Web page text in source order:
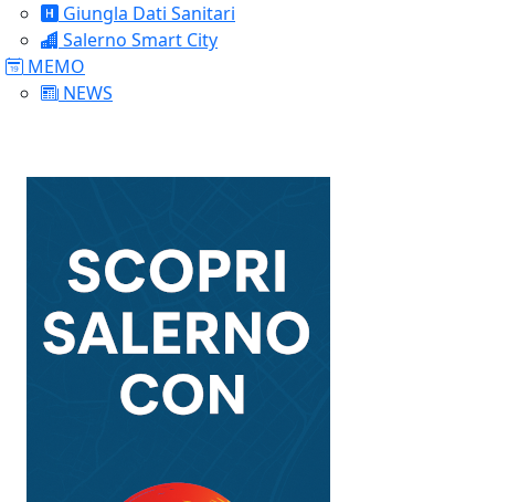
Giungla Dati Sanitari
Salerno Smart City
MEMO
NEWS